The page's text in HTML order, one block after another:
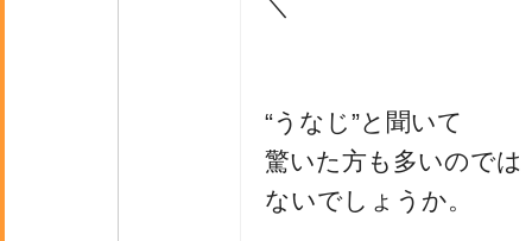
＼
“うなじ”と聞いて
驚いた方も多いのでは
ないでしょうか。